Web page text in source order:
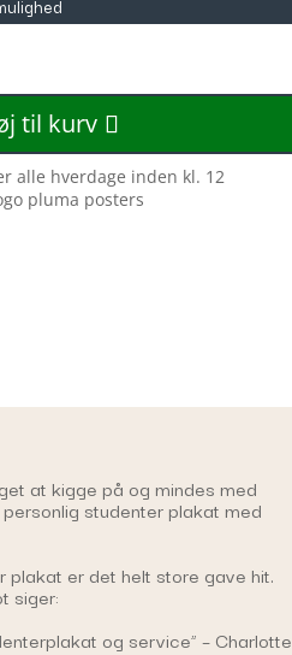
til kurv
alle hverdage inden kl. 12
at kigge på og mindes med
studenter plakat med
er det helt store gave hit.
siger:
og service” – Charlotte